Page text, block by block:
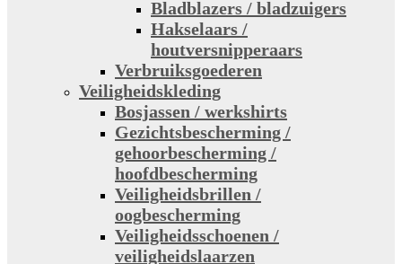
Bladblazers / bladzuigers
Hakselaars /
houtversnipperaars
Verbruiksgoederen
Veiligheidskleding
Bosjassen / werkshirts
Gezichtsbescherming /
gehoorbescherming /
hoofdbescherming
Veiligheidsbrillen /
oogbescherming
Veiligheidsschoenen /
veiligheidslaarzen